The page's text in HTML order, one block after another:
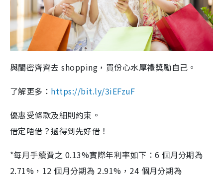
與閨密齊齊去 shopping，買份心水厚禮獎勵自己。
了解更多： https://bit.ly/3iEFzuF
優惠受條款及細則約束。
借定唔借？還得到先好借！
*每月手續費之 0.13%實際年利率如下：6 個月分期為
2.71%，12 個月分期為 2.91%，24 個月分期為